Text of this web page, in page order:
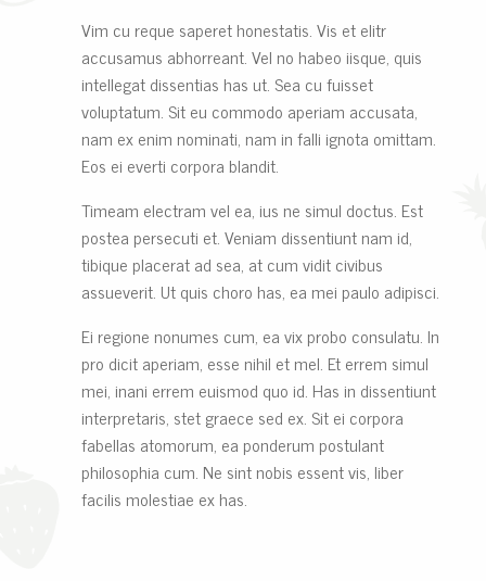
Vim cu reque saperet honestatis. Vis et elitr
accusamus abhorreant. Vel no habeo iisque, quis
intellegat dissentias has ut. Sea cu fuisset
voluptatum. Sit eu commodo aperiam accusata,
nam ex enim nominati, nam in falli ignota omittam.
Eos ei everti corpora blandit.
Timeam electram vel ea, ius ne simul doctus. Est
postea persecuti et. Veniam dissentiunt nam id,
tibique placerat ad sea, at cum vidit civibus
assueverit. Ut quis choro has, ea mei paulo adipisci.
Ei regione nonumes cum, ea vix probo consulatu. In
pro dicit aperiam, esse nihil et mel. Et errem simul
mei, inani errem euismod quo id. Has in dissentiunt
interpretaris, stet graece sed ex. Sit ei corpora
fabellas atomorum, ea ponderum postulant
philosophia cum. Ne sint nobis essent vis, liber
facilis molestiae ex has.